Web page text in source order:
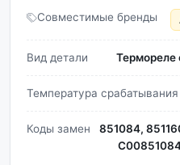
Совместимые бренды
Вид детали Термореле
Температура
Коды замен
851084,